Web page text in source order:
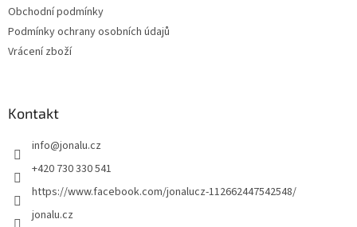
Obchodní podmínky
Podmínky ochrany osobních údajů
Vrácení zboží
Kontakt
info@jonalu.cz
+420 730 330 541
https://www.facebook.com/jonalucz-112662447542548/
jonalu.cz